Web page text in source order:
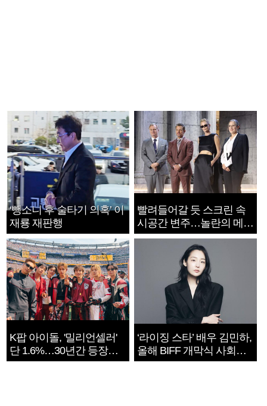
‘뺑소니 후 술타기 의혹’ 이
재룡 재판행
빨려들어갈 듯 스크린 속
시공간 변주…놀란의 메시
지는 ‘전쟁 속죄’
K팝 아이돌, '밀리언셀러'
단 1.6%…30년간 등장
1182개팀 전수조사
‘라이징 스타’ 배우 김민하,
올해 BIFF 개막식 사회자
확정